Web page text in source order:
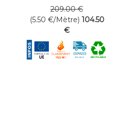
209.00 €
(5.50 €/Mètre) 104.50
€